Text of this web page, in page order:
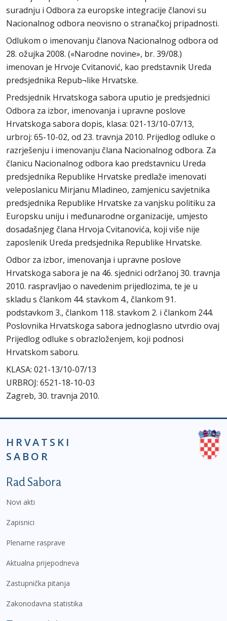
suradnju i Odbora za europske integracije članovi su
Nacionalnog odbora neovisno o stranačkoj pripadnosti.
Odlukom o imenovanju članova Nacionalnog odbora od
28. ožujka 2008. («Narodne novine», br. 39/08.)
imenovan je Hrvoje Cvitanović, kao predstavnik Ureda
predsjednika Repub¬like Hrvatske.
Predsjednik Hrvatskoga sabora uputio je predsjednici
Odbora za izbor, imenovanja i upravne poslove
Hrvatskoga sabora dopis, klasa: 021-13/10-07/13,
urbroj: 65-10-02, od 23. travnja 2010. Prijedlog odluke o
razrješenju i imenovanju člana Nacionalnog odbora. Za
članicu Nacionalnog odbora kao predstavnicu Ureda
predsjednika Republike Hrvatske predlaže imenovati
veleposlanicu Mirjanu Mladineo, zamjenicu savjetnika
predsjednika Republike Hrvatske za vanjsku politiku za
Europsku uniju i međunarodne organizacije, umjesto
dosadašnjeg člana Hrvoja Cvitanovića, koji više nije
zaposlenik Ureda predsjednika Republike Hrvatske.
Odbor za izbor, imenovanja i upravne poslove
Hrvatskoga sabora je na 46. sjednici održanoj 30. travnja
2010. raspravljao o navedenim prijedlozima, te je u
skladu s člankom 44. stavkom 4., člankom 91.
podstavkom 3., člankom 118. stavkom 2. i člankom 244.
Poslovnika Hrvatskoga sabora jednoglasno utvrdio ovaj
Prijedlog odluke s obrazloženjem, koji podnosi
Hrvatskom saboru.
KLASA: 021-13/10-07/13
URBROJ: 6521-18-10-03
Zagreb, 30. travnja 2010.
HRVATSKI
SABOR
Podnožje prvi izbornik
Rad Sabora
Novi akti
Zapisnici
Plenarne rasprave
Aktualna prijepodneva
Zastupnička pitanja
Zakonodavna statistika